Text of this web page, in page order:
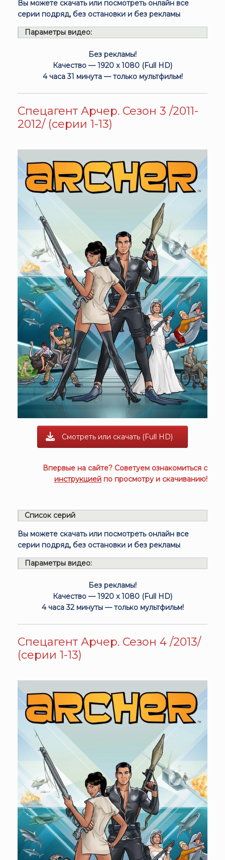
Вы можете скачать или посмотреть онлайн все
серии подряд, без остановки и без рекламы
Параметры видео:
Без рекламы!
Качество — 1920 x 1080 (Full HD)
4 часа 31 минута — только мультфильм!
Спецагент Арчер. Сезон 3 /2011-
2012/ (серии 1-13)
Смотреть или скачать (Full HD)
Впервые на сайте? Советуем ознакомиться с
инструкцией по просмотру и скачиванию!
Список серий
Вы можете скачать или посмотреть онлайн все
серии подряд, без остановки и без рекламы
Параметры видео:
Без рекламы!
Качество — 1920 x 1080 (Full HD)
4 часа 32 минуты — только мультфильм!
Спецагент Арчер. Сезон 4 /2013/
(серии 1-13)